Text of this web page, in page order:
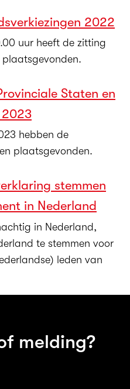
2022
uur heeft de zitting
Staten en
hebben de
plaatsgevonden.
stemmen
in Nederland
in Nederland,
te stemmen voor
leden van
melding?